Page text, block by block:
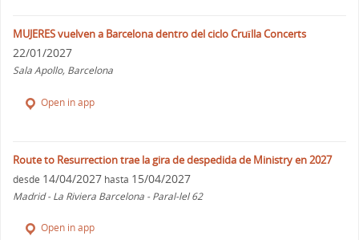
MUJERES vuelven a Barcelona dentro del ciclo Cruïlla Concerts
22/01/2027
Sala Apollo, Barcelona
Open in app
Route to Resurrection trae la gira de despedida de Ministry en 2027
desde 14/04/2027 hasta 15/04/2027
Madrid - La Riviera Barcelona - Paral-lel 62
Open in app